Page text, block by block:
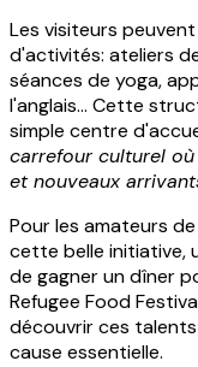
Les visiteurs
d'activités: ateliers
séances de yoga,
l'anglais... Cette
simple centre
carrefour culturel
et nouveaux
Pour les amateurs
cette belle initiative,
de gagner un dîner
Refugee Food
découvrir ces
cause essentielle.